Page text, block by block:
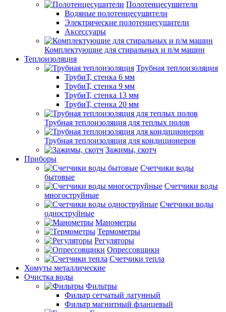
Полотенцесушители
Водяные полотенцесушители
Электрические полотенцесушители
Аксессуары
Комплектующие для стиральных и п/м машин
Теплоизоляция
Трубная теплоизоляция
ТрубиТ, стенка 6 мм
ТрубиТ, стенка 9 мм
ТрубиТ, стенка 13 мм
ТрубиТ, стенка 20 мм
Трубная теплоизоляция для теплых полов
Трубная теплоизоляция для кондиционеров
Зажимы, скотч
Приборы
Счетчики воды
бытовые
Счетчики воды
многоструйные
Счетчики воды
одноструйные
Манометры
Термометры
Регуляторы
Опрессовщики
Счетчики тепла
Хомуты металлические
Очистка воды
Фильтры
Фильтр сетчатый латунный
Фильтр магнитный фланцевый